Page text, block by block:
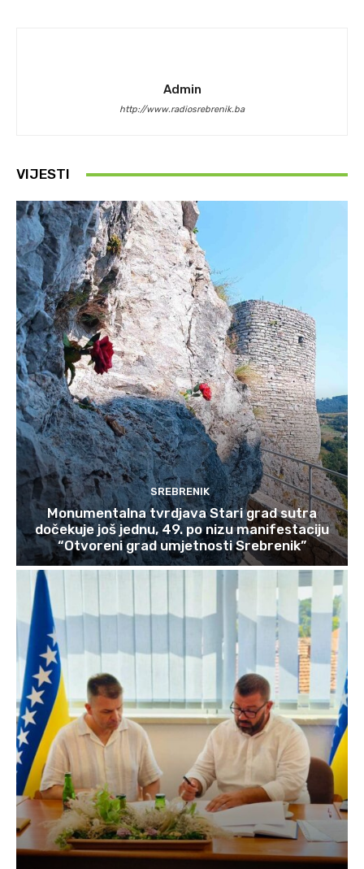
Admin
http://www.radiosrebrenik.ba
VIJESTI
SREBRENIK
Monumentalna tvrdjava Stari grad sutra
dočekuje još jednu, 49. po nizu manifestaciju
“Otvoreni grad umjetnosti Srebrenik”